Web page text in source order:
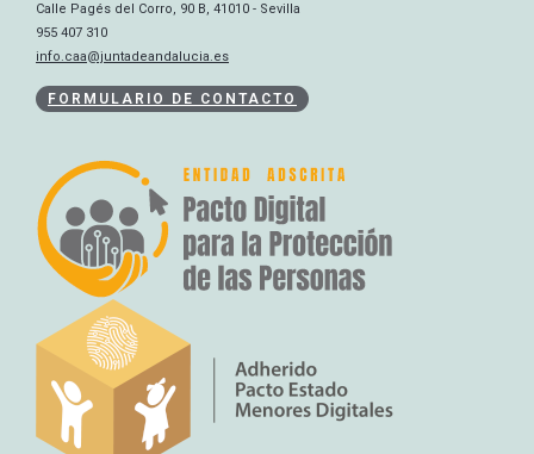
Calle Pagés del Corro, 90 B, 41010 - Sevilla
955 407 310
info.caa@juntadeandalucia.es
FORMULARIO DE CONTACTO